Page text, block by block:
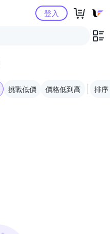
購物中心登入
挑戰低價 價格低到高 排序